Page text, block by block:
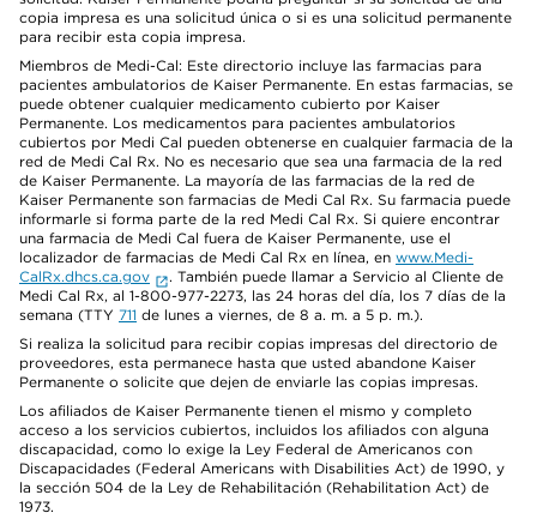
copia impresa es una solicitud única o si es una solicitud permanente
para recibir esta copia impresa.
Miembros de Medi-Cal: Este directorio incluye las farmacias para
pacientes ambulatorios de Kaiser Permanente. En estas farmacias, se
puede obtener cualquier medicamento cubierto por Kaiser
Permanente. Los medicamentos para pacientes ambulatorios
cubiertos por Medi Cal pueden obtenerse en cualquier farmacia de la
red de Medi Cal Rx. No es necesario que sea una farmacia de la red
de Kaiser Permanente. La mayoría de las farmacias de la red de
Kaiser Permanente son farmacias de Medi Cal Rx. Su farmacia puede
informarle si forma parte de la red Medi Cal Rx. Si quiere encontrar
una farmacia de Medi Cal fuera de Kaiser Permanente, use el
localizador de farmacias de Medi Cal Rx en línea, en www.Medi-
CalRx.dhcs.ca.gov
. También puede llamar a Servicio al Cliente de
Medi Cal Rx, al 1-800-977-2273, las 24 horas del día, los 7 días de la
semana (TTY 711 de lunes a viernes, de 8 a. m. a 5 p. m.).
Si realiza la solicitud para recibir copias impresas del directorio de
proveedores, esta permanece hasta que usted abandone Kaiser
Permanente o solicite que dejen de enviarle las copias impresas.
Los afiliados de Kaiser Permanente tienen el mismo y completo
acceso a los servicios cubiertos, incluidos los afiliados con alguna
discapacidad, como lo exige la Ley Federal de Americanos con
Discapacidades (Federal Americans with Disabilities Act) de 1990, y
la sección 504 de la Ley de Rehabilitación (Rehabilitation Act) de
1973.